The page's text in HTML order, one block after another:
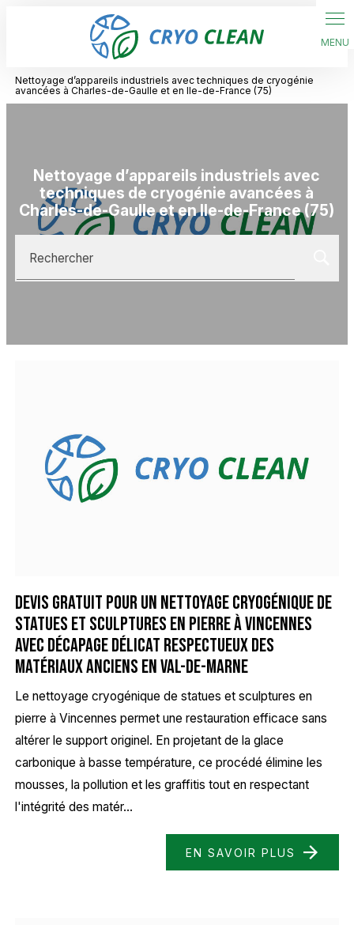
Nettoyage d’appareils industriels avec techniques de cryogénie
avancées à Charles-de-Gaulle et en Ile-de-France (75)
Nettoyage d’appareils industriels avec
techniques de cryogénie avancées à
Charles-de-Gaulle et en Ile-de-France (75)
Rechercher
Devis gratuit pour un nettoyage cryogénique de
statues et sculptures en pierre à Vincennes
avec décapage délicat respectueux des
matériaux anciens en Val-de-Marne
Le nettoyage cryogénique de statues et sculptures en
pierre à Vincennes permet une restauration efficace sans
altérer le support originel. En projetant de la glace
carbonique à basse température, ce procédé élimine les
mousses, la pollution et les graffitis tout en respectant
l'intégrité des matér...
EN SAVOIR PLUS